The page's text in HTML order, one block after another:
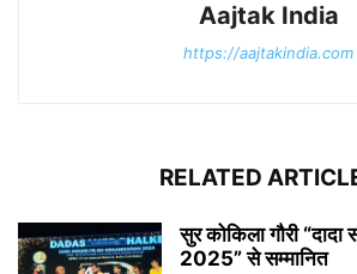
Aajtak India
https://aajtakindia.com
RELATED
सुर कोकिला गौरी “दादा
2025” से सम्मानित